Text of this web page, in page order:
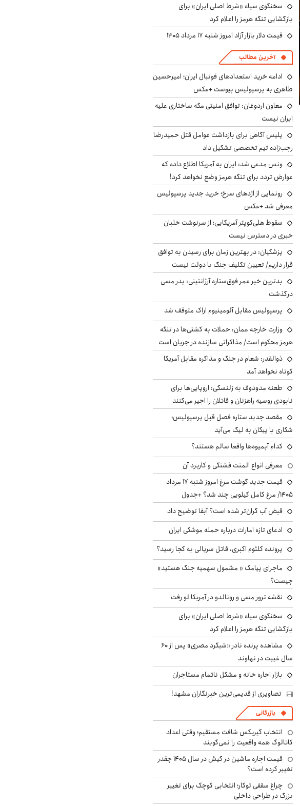
سخنگوی سپاه «شرط اصلی ایران» برای
بازگشایی تنگه هرمز را اعلام کرد
قیمت دلار بازار آزاد امروز شنبه ۱۷ مرداد ۱۴۰۵
آخرین مطالب
ادامه خرید استعدادهای فوتبال ایران؛ امیرحسین
طاهری به پرسپولیس پیوست +عکس
معاون اردوغان: توافق امنیتی مکه ساختاری علیه
ایران نیست
پلیس آگاهی برای بازداشت عوامل قتل حمیدرضا
رجب‌زاده تیم تخصصی تشکیل داد
ونس مدعی شد: ایران به آمریکا اطلاع داده که
عوارض تردد برای تنگه هرمز وضع نخواهد کرد!
رونمایی از اژدهای سرخ؛ خرید جدید پرسپولیس
معرفی شد +عکس
سقوط هلی‌کوپتر آمریکایی؛ از سرنوشت خلبان
خبری در دسترس نیست
پزشکیان‌: در بهترین زمان برای رسیدن به توافق
قرار داریم/ تعیین تکلیف جنگ با دولت نیست
بدترین خبر عمر فوق‌ستاره آرژانتینی: پدر مسی
درگذشت
پرسپولیس مقابل آلومینیوم اراک متوقف شد
وزارت خارجه عمان: حملات به کشتی‌ها در تنگه
هرمز محکوم است/ مذاکراتی سازنده در جریان است
ذوالقدر: شعام در جنگ و مذاکره مقابل آمریکا
کوتاه نخواهد آمد
طعنه مدودوف به زلنسکی: اروپایی‌ها برای
نابودی روسیه راهزنان و قاتلان را اجیر می‌کنند
مقصد جدید ستاره فصل قبل پرسپولیس؛
شکاری با پیکان به لیگ می‌آید
کدام آبمیوه‌ها واقعا سالم هستند؟
معرفی انواع المنت فشنگی و کاربرد آن
قیمت جدید گوشت مرغ امروز شنبه ۱۷ مرداد
۱۴۰۵/ مرغ کامل کیلویی چند شد؟ +جدول
قبض آب گران‌تر شده است؟ آبفا توضیح داد
ادعای تازه امارات درباره حمله موشکی ایران
پرونده کلثوم اکبری، قاتل سریالی به کجا رسید؟
ماجرای پیامک « مشمول سهمیه جنگ هستید»
چیست؟
نقشه ترور مسی و رونالدو در آمریکا لو رفت
سخنگوی سپاه «شرط اصلی ایران» برای
بازگشایی تنگه هرمز را اعلام کرد
مشاهده پرنده نادر «شبگرد مصری» پس از ۶۰
سال غیبت در نهاوند
بازار اجاره خانه و مشکل ناتمام مستاجران
تصاویری از قدیمی‌ترین خبرنگاران مشهد!
بازرگانی
انتخاب گیربکس شافت مستقیم؛ وقتی اعداد
کاتالوگ همه واقعیت را نمی‌گویند
قیمت اجاره ماشین در کیش در سال ۱۴۰۵ چقدر
تغییر کرده است؟
چراغ سقفی توکار؛ انتخابی کوچک برای تغییر
بزرگ در طراحی داخلی